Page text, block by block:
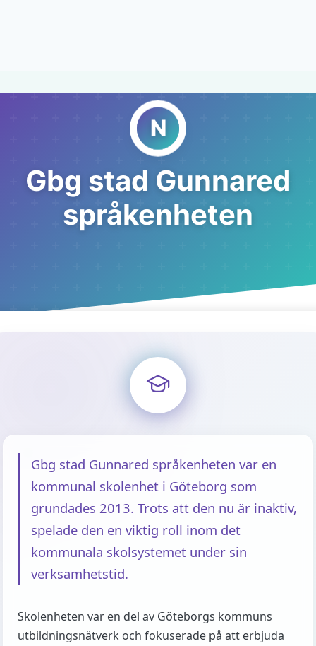
Gbg stad Gunnared
språkenheten
Gbg stad Gunnared språkenheten var en
kommunal skolenhet i Göteborg som
grundades 2013. Trots att den nu är inaktiv,
spelade den en viktig roll inom det
kommunala skolsystemet under sin
verksamhetstid.
Skolenheten var en del av Göteborgs kommuns
utbildningsnätverk och fokuserade på att erbjuda